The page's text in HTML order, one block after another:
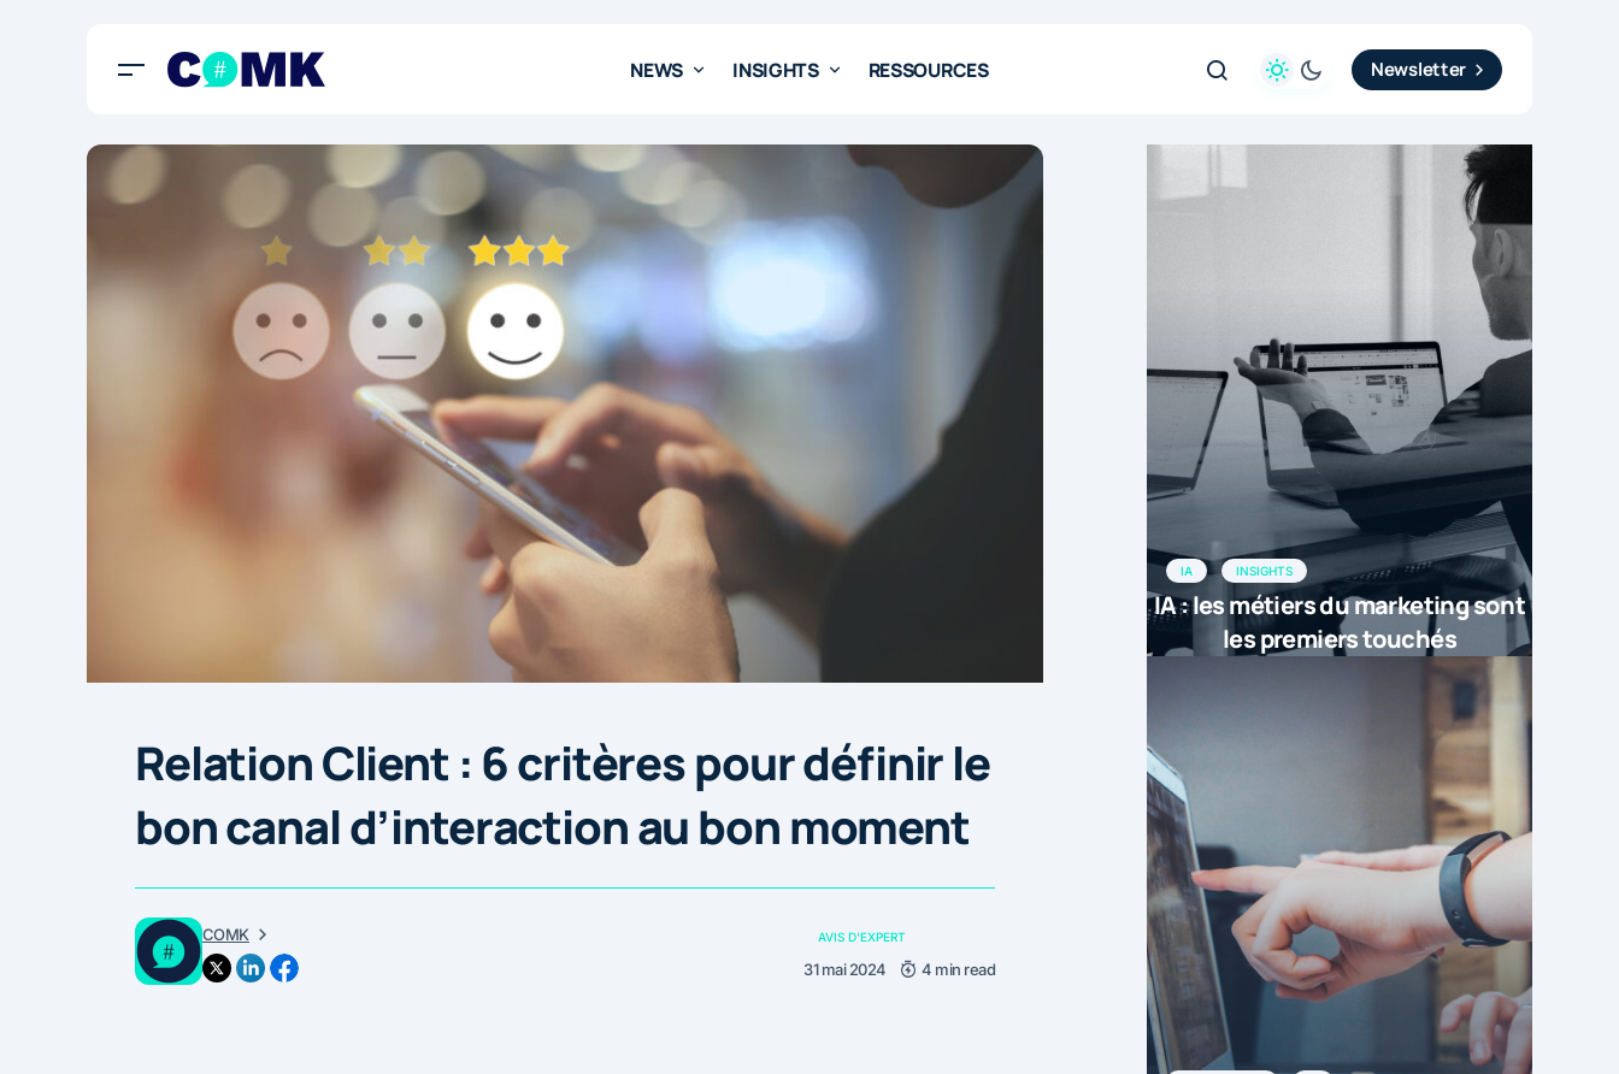
NEWS INSIGHTS RESSOURCES Newsletter
Relation Client : 6 critères pour définir le
bon canal d’interaction au bon moment
COMK AVIS D'EXPERT
31 mai 2024 4 min read
IA INSIGHTS
IA : les métiers du marketing sont
les premiers touchés